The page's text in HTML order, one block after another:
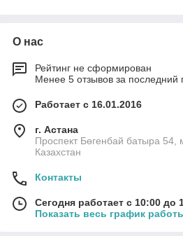
О нас
Рейтинг не сформирован
Менее 5 отзывов за последний
Работает с 16.01.2016
г. Астана
Проспект Бөгенбай батыра 54,
Казахстан
Контакты
Сегодня работает с 10:00 до
Показать весь график